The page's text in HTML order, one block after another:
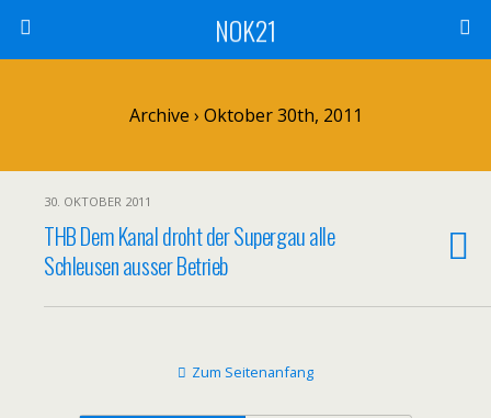
NOK21
Archive › Oktober 30th, 2011
30. OKTOBER 2011
THB Dem Kanal droht der Supergau alle
Schleusen ausser Betrieb
Zum Seitenanfang